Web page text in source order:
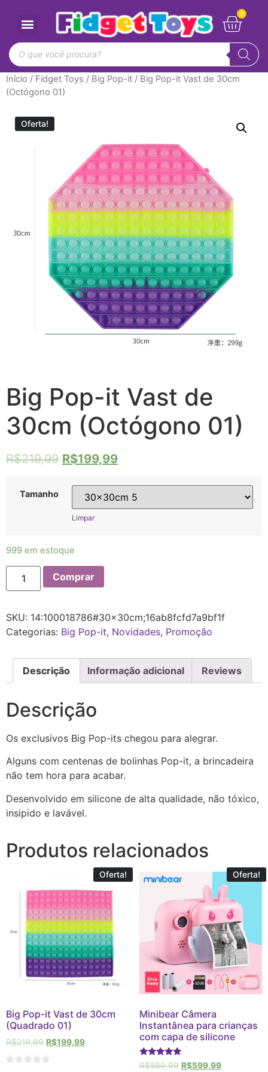
Início / Fidget Toys / Big Pop-it / Big Pop-it Vast de 30cm
(Octógono 01)
Oferta!
Big Pop-it Vast de
30cm (Octógono 01)
R$219,99 R$199,99
Tamanho
Limpar
999 em estoque
Comprar
SKU: 14:100018786#30x30cm;16ab8fcfd7a9bf1f
Categorias: Big Pop-it, Novidades, Promoção
Descrição Informação adicional Reviews
Descrição
Os exclusivos Big Pop-its chegou para alegrar.
Alguns com centenas de bolinhas Pop-it, a brincadeira
não tem hora para acabar.
Desenvolvido em silicone de alta qualidade, não tóxico,
insipido e lavável.
Produtos relacionados
Oferta!
Big Pop-it Vast de 30cm
(Quadrado 01)
R$219,99 R$199,99
Oferta!
Minibear Câmera
Instantânea para crianças
com capa de silicone
Avaliação
R$899,99 R$599,99